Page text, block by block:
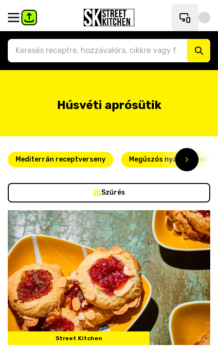
Húsvéti aprósütik
Mediterrán receptverseny Megúszós nyári
Szűrés
Street Kitchen